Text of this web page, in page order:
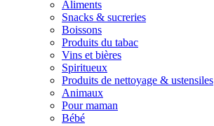
Aliments
Snacks & sucreries
Boissons
Produits du tabac
Vins et bières
Spiritueux
Produits de nettoyage & ustensiles
Animaux
Pour maman
Bébé